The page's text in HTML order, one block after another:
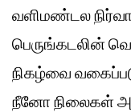
வளிமண்டல
பெருங்கடலின்
நிகழ்வை
நீனோ நிலைகள்